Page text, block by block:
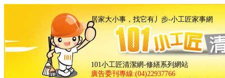
居家大小事，找它有丿步-小工
101小工匠清潔網-修繕系列網站
廣告委刊專線:(04)22937766